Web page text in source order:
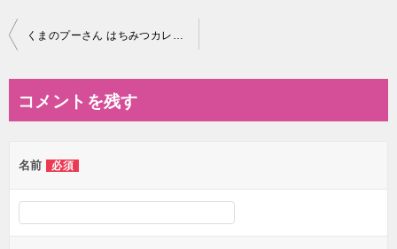
投
ビ
ー
シ
くまのプーさん はちみつカレーまん/新青森駅改札がらホームまで
コメントを残す
名前 必須